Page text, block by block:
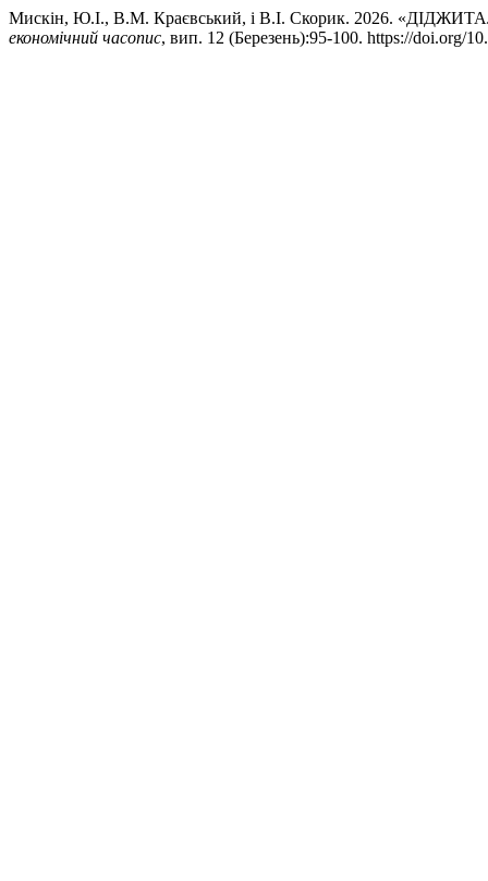
Мискін, Ю.І., В.М. Краєвський, і В.І. Скорик. 2026.
економічний часопис, вип. 12 (Березень):95-100. https://doi.org/